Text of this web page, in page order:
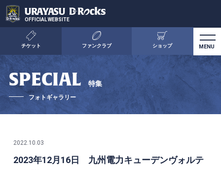
OFFICIAL WEBSITE
チケット ファンクラブ ショップ
SPECIAL 特集
フォトギャラリー
2022.10.03
2023年12月16日 九州電力キューデンヴォルテ